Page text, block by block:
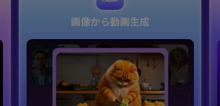
画像から動画生成